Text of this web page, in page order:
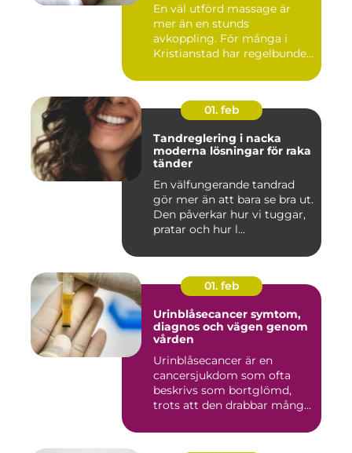
En väl utförd massage är
mer än en stunds
avkoppling. För många i
Kristianstad har regelbunden
01. feb
Tandreglering i nacka
moderna lösningar för raka
tänder
En välfungerande tandrad
gör mer än att bara se bra ut.
Den påverkar hur vi tuggar,
pratar och hur l...
01. feb
Urinblåsecancer symtom,
diagnos och vägen genom
vården
Urinblåsecancer är en
cancersjukdom som ofta
beskrivs som bortglömd,
trots att den drabbar många